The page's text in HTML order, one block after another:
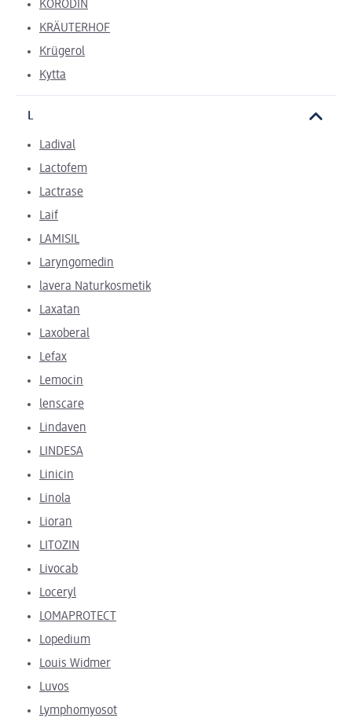
KORODIN
KRÄUTERHOF
Krügerol
Kytta
L
Ladival
Lactofem
Lactrase
Laif
LAMISIL
Laryngomedin
lavera Naturkosmetik
Laxatan
Laxoberal
Lefax
Lemocin
lenscare
Lindaven
LINDESA
Linicin
Linola
Lioran
LITOZIN
Livocab
Loceryl
LOMAPROTECT
Lopedium
Louis Widmer
Luvos
Lymphomyosot